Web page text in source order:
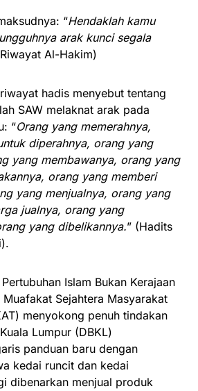
“Hendaklah kamu
arak kunci segala
Al-Hakim)
hadis menyebut tentang
SAW melaknat arak pada
“Orang yang memerahnya,
diperahnya, orang yang
yang membawanya, orang yang
orang yang memberi
yang menjualnya, orang yang
jualnya, orang yang
yang dibelikannya.” (Hadits
Islam Bukan Kerajaan
Muafakat Sejahtera Masyarakat
menyokong penuh tindakan
Lumpur (DBKL)
panduan baru dengan
kedai runcit dan kedai
dibenarkan menjual produk